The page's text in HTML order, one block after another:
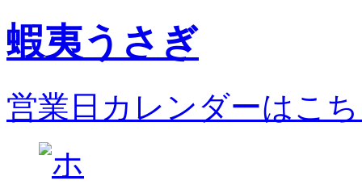
蝦夷うさぎ
営業日カレンダーはこ